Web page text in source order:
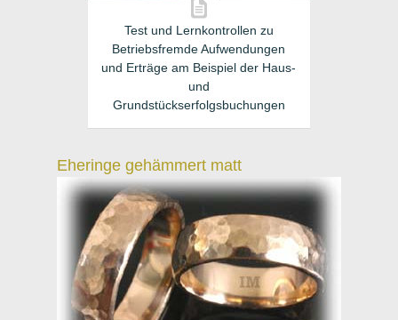
Test und Lernkontrollen zu
Betriebsfremde Aufwendungen
und Erträge am Beispiel der Haus-
und
Grundstückserfolgsbuchungen
Eheringe gehämmert matt